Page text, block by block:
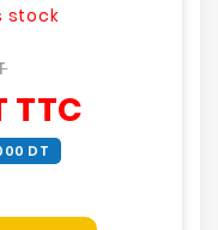
stock
TTC
DT